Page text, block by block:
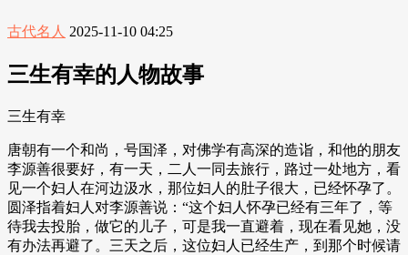
古代名人 2025-11-10 04:25
三生有幸的人物故事
三生有幸
唐朝有一个和尚，号国泽，对佛学有高深的造诣，和他的朋友
李源善很要好，有一天，二人一同去旅行，路过一处地方，看
见一个妇人在河边汲水，那位妇人的肚子很大，已经怀孕了。
圆泽指着妇人对李源善说：“这个妇人怀孕已经有三年了，等
待我去投胎，做它的儿子，可是我一直避着，现在看见她，没
有办法再避了。三天之后，这位妇人已经生产，到那个时候请